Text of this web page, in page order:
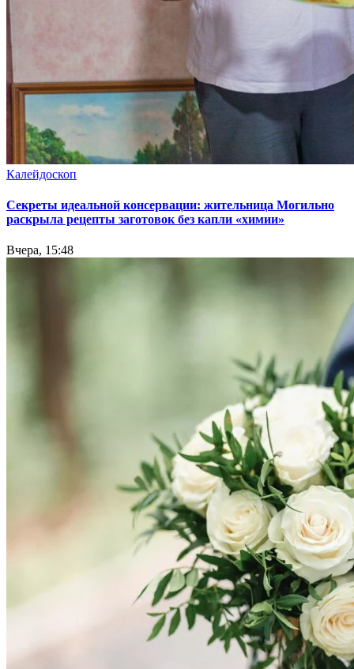
Калейдоскоп
Секреты идеальной консервации: жительница Могильно
раскрыла рецепты заготовок без капли «химии»
Вчера, 15:48